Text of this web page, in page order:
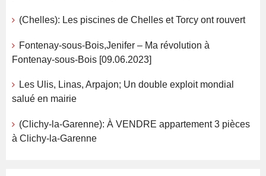
(Chelles): Les piscines de Chelles et Torcy ont rouvert
Fontenay-sous-Bois,Jenifer – Ma révolution à
Fontenay-sous-Bois [09.06.2023]
Les Ulis, Linas, Arpajon; Un double exploit mondial
salué en mairie
(Clichy-la-Garenne): À VENDRE appartement 3 pièces
à Clichy-la-Garenne